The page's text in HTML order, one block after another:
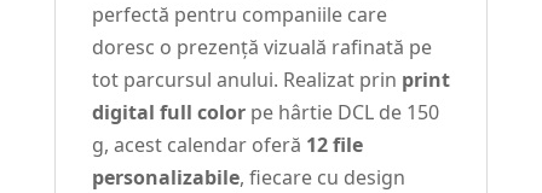
perfectă pentru companiile care
doresc o prezență vizuală rafinată pe
tot parcursul anului. Realizat prin print
digital full colorpe hârtie DCL de 150
g, acest calendar oferă 12 file
personalizabile, fiecare cu design